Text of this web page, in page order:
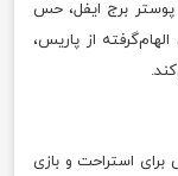
پوستر برج ایفل، حس
از پاریس،
استراحت و بازی